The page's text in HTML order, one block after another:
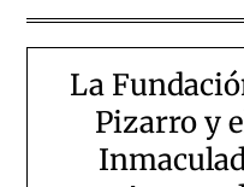
La
Pizarro y